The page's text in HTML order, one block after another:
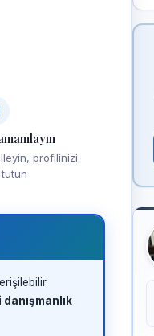
profilinizi